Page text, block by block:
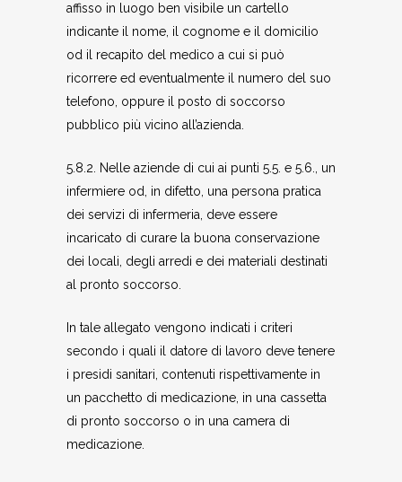
affisso in luogo ben visibile un cartello
indicante il nome, il cognome e il domicilio
od il recapito del medico a cui si può
ricorrere ed eventualmente il numero del suo
telefono, oppure il posto di soccorso
pubblico più vicino all’azienda.
5.8.2. Nelle aziende di cui ai punti 5.5. e 5.6., un
infermiere od, in difetto, una persona pratica
dei servizi di infermeria, deve essere
incaricato di curare la buona conservazione
dei locali, degli arredi e dei materiali destinati
al pronto soccorso.
In tale allegato vengono indicati i criteri
secondo i quali il datore di lavoro deve tenere
i presidi sanitari, contenuti rispettivamente in
un pacchetto di medicazione, in una cassetta
di pronto soccorso o in una camera di
medicazione.